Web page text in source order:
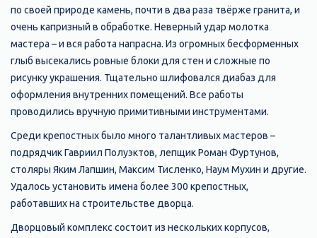
по своей природе камень, почти в два раза твёрже гранита, и
очень капризный в обработке. Неверный удар молотка
мастера – и вся работа напрасна. Из огромных бесформенных
глыб высекались ровные блоки для стен и сложные по
рисунку украшения. Тщательно шлифовался диабаз для
оформления внутренних помещений. Все работы
проводились вручную примитивными инструментами.
Среди крепостных было много талантливых мастеров –
подрядчик Гавриил Полуэктов, лепщик Роман Фуртунов,
столяры Яким Лапшин, Максим Тисленко, Наум Мухин и другие.
Удалось установить имена более 300 крепостных,
работавших на строительстве дворца.
Дворцовый комплекс состоит из нескольких корпусов,